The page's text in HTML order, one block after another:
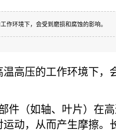
作环境下，会受到磨损和腐蚀的影响。
高压的工作环境下，
件（如轴、叶片）在
动，从而产生摩擦